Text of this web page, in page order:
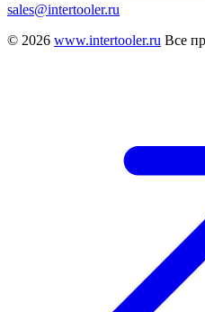
sales@intertooler.ru
© 2026 www.intertooler.ru Все